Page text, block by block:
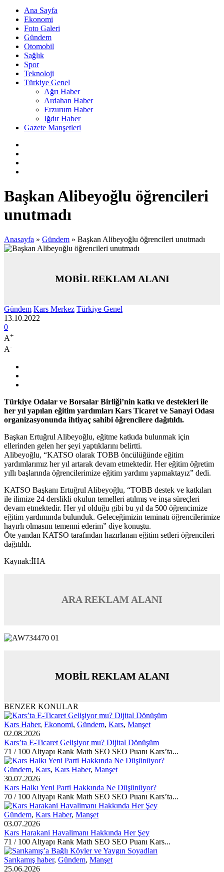
Ana Sayfa
Ekonomi
Foto Galeri
Gündem
Otomobil
Sağlık
Spor
Teknoloji
Türkiye Genel
Ağrı Haber
Ardahan Haber
Erzurum Haber
Iğdır Haber
Gazete Manşetleri
Başkan Alibeyoğlu öğrencileri
unutmadı
Anasayfa » Gündem » Başkan Alibeyoğlu öğrencileri unutmadı
MOBİL REKLAM ALANI
Gündem Kars Merkez Türkiye Genel
13.10.2022
0
A+
A-
Türkiye Odalar ve Borsalar Birliği’nin katkı ve destekleri ile
her yıl yapılan eğitim yardımları Kars Ticaret ve Sanayi Odası
organizasyonunda ihtiyaç sahibi öğrencilere dağıtıldı.
Başkan Ertuğrul Alibeyoğlu, eğitme katkıda bulunmak için
ellerinden gelen her şeyi yaptıklarını belirtti.
Alibeyoğlu, “KATSO olarak TOBB öncülüğünde eğitim
yardımlarımız her yıl artarak devam etmektedir. Her eğitim öğretim
yıllı başlarında öğrencilerimize eğitim yardımı yapmaktayız” dedi.
KATSO Başkanı Ertuğrul Alibeyoğlu, “TOBB destek ve katkıları
ile ilimize 24 derslikli okulun temelleri atılmış ve inşa süreçleri
devam etmektedir. Her yıl olduğu gibi bu yıl da 500 öğrencimize
eğitim yardımında bulunduk. Geleceğimizin teminatı öğrencilerimize
hayırlı olmasını temenni ederim” diye konuştu.
Öte yandan KATSO tarafından hazırlanan eğitim setleri öğrencileri
dağıtıldı.
Kaynak:İHA
ARA REKLAM ALANI
MOBİL REKLAM ALANI
BENZER KONULAR
Kars Haber, Ekonomi, Gündem, Kars, Manşet
02.08.2026
Kars’ta E-Ticaret Gelişiyor mu? Dijital Dönüşüm
71 / 100 Altyapı Rank Math SEO SEO Puanı Kars’ta...
Gündem, Kars, Kars Haber, Manşet
30.07.2026
Kars Halkı Yeni Parti Hakkında Ne Düşünüyor?
70 / 100 Altyapı Rank Math SEO SEO Puanı Kars’ta...
Gündem, Kars Haber, Manşet
03.07.2026
Kars Harakani Havalimanı Hakkında Her Şey
71 / 100 Altyapı Rank Math SEO SEO Puanı Kars...
Sarıkamış haber, Gündem, Manşet
25.06.2026